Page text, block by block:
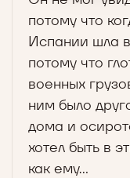
потому что
Испании шла
потому что
военных
ним было
дома и
хотел быть в
как ему…